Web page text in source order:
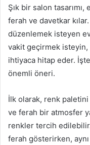
Şık bir salon
ferah ve davetkar
düzenlemek isteyen
vakit geçirmek isteyin,
ihtiyaca hitap eder.
önemli öneri.
İlk olarak, renk
ve ferah bir atmosfer
renkler tercih
ferah gösterirken,